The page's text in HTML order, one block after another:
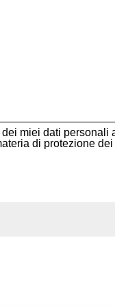
miei dati
di protezione